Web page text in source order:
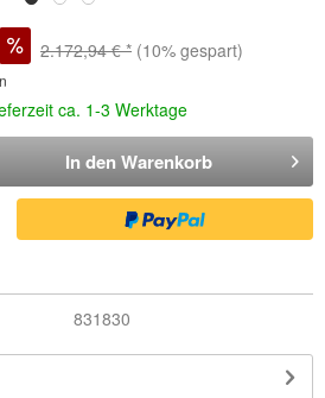
2.172,94 € * (10% gespart)
ca. 1-3 Werktage
In den Warenkorb
831830